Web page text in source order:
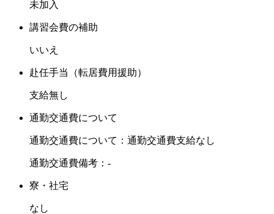
未加入
講習会費の補助
いいえ
赴任手当（転居費用援助）
支給無し
通勤交通費について
通勤交通費について：通勤交通費支給なし
通勤交通費備考：-
寮・社宅
なし